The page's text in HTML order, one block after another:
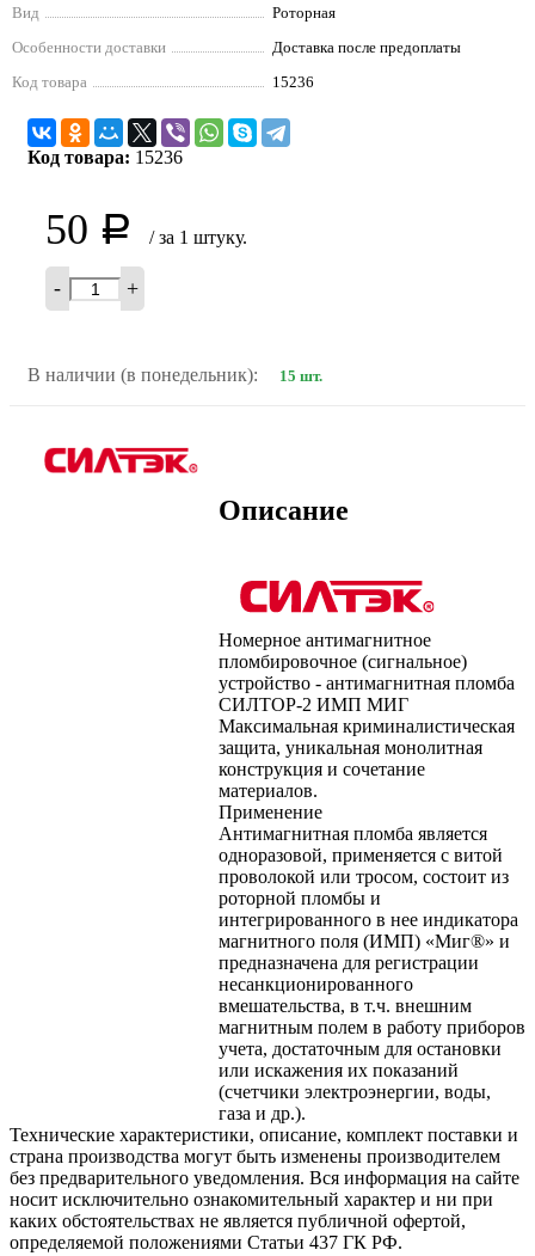
Вид
Роторная
Особенности доставки
Доставка после предоплаты
Код товара
15236
Код товара: 15236
50 Р / за 1 штуку.
- +
В наличии (в понедельник): 15 шт.
Описание
Номерное антимагнитное
пломбировочное (сигнальное)
устройство - антимагнитная пломба
СИЛТОР-2 ИМП МИГ
Максимальная криминалистическая
защита, уникальная монолитная
конструкция и сочетание
материалов.
Применение
Антимагнитная пломба является
одноразовой, применяется с витой
проволокой или тросом, состоит из
роторной пломбы и
интегрированного в нее индикатора
магнитного поля (ИМП) «Миг®» и
предназначена для регистрации
несанкционированного
вмешательства, в т.ч. внешним
магнитным полем в работу приборов
учета, достаточным для остановки
или искажения их показаний
(счетчики электроэнергии, воды,
газа и др.).
Технические характеристики, описание, комплект поставки и
страна производства могут быть изменены производителем
без предварительного уведомления. Вся информация на сайте
носит исключительно ознакомительный характер и ни при
каких обстоятельствах не является публичной офертой,
определяемой положениями Статьи 437 ГК РФ.